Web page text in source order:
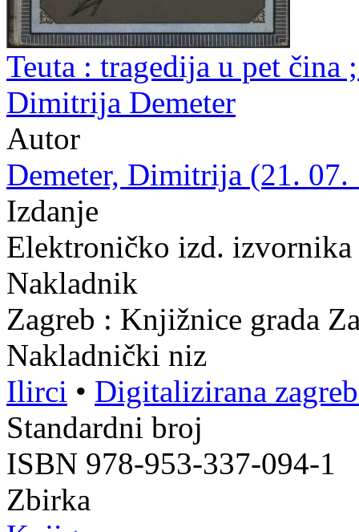
Teuta : tragedija u pet
Dimitrija Demeter
Autor
Demeter, Dimitrija (21.
Izdanje
Elektroničko izd.
Nakladnik
Zagreb : Knjižnice grada
Nakladnički niz
Ilirci • Digitalizirana
Standardni broj
ISBN 978-953-337-094-1
Zbirka